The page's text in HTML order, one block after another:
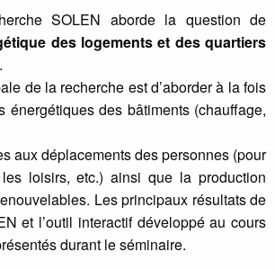
SOLEN aborde la question de
des logements et des quartiers
.
de la recherche est d’aborder à la fois
énergétiques des bâtiments (chauffage,
aux déplacements des personnes (pour
loisirs, etc.) ainsi que la production
Les principaux résultats de
et l’outil interactif développé au cours
durant le séminaire.